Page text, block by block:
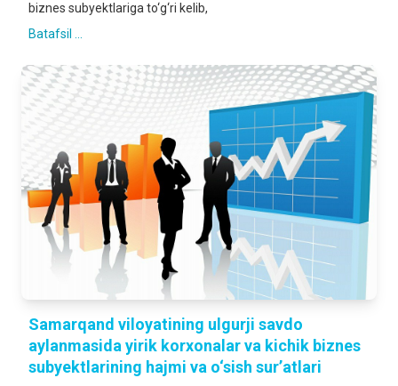
biznes subyektlariga to‘g‘ri kelib,
Batafsil ...
Samarqand viloyatining ulgurji savdo
aylanmasida yirik korxonalar va kichik biznes
subyektlarining hajmi va o‘sish sur’atlari